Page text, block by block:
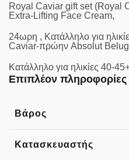
Royal Caviar gift set (Royal
Extra-Lifting Face Cream,
24ωρη , Κατάλληλο για
Caviar-πρώην Absolut
Κατάλληλο για ηλικίες 40-
Επιπλέον πληροφορίες
Βάρος
Κατασκευαστής